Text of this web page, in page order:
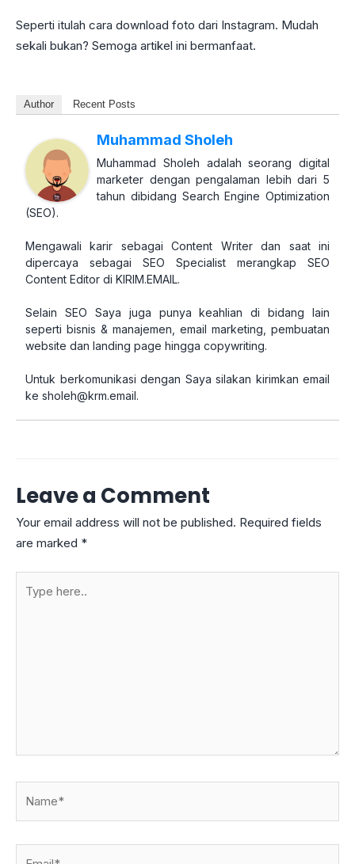
Seperti itulah cara download foto dari Instagram. Mudah
sekali bukan? Semoga artikel ini bermanfaat.
Author Recent Posts
Muhammad Sholeh
Muhammad Sholeh adalah seorang digital
marketer dengan pengalaman lebih dari 5
tahun dibidang Search Engine Optimization
(SEO).
Mengawali karir sebagai Content Writer dan saat ini
dipercaya sebagai SEO Specialist merangkap SEO
Content Editor di KIRIM.EMAIL.
Selain SEO Saya juga punya keahlian di bidang lain
seperti bisnis & manajemen, email marketing, pembuatan
website dan landing page hingga copywriting.
Untuk berkomunikasi dengan Saya silakan kirimkan email
ke sholeh@krm.email.
Leave a Comment
Your email address will not be published. Required fields
are marked *
here..